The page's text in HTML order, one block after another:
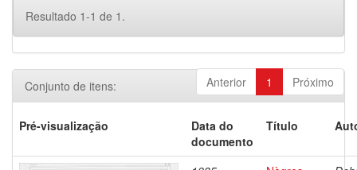
Resultado 1-1 de 1.
Anterior 1 Próximo
Conjunto de itens:
Pré-visualização
Data do
documento
Título